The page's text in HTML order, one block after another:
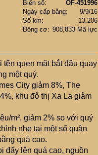
Biển số
OF-451996
Ngày cấp bằng
9/9/16
Số km
13,206
Động cơ
908,833 Mã lực
quen mặt bắt đầu quay
một quý.
City giảm 8%, The
khu đô thị Xa La giảm
m², giảm 2% so với quý
nhẹ tại một số quận
quá cao.
đẩy lên quá cao, nguồn